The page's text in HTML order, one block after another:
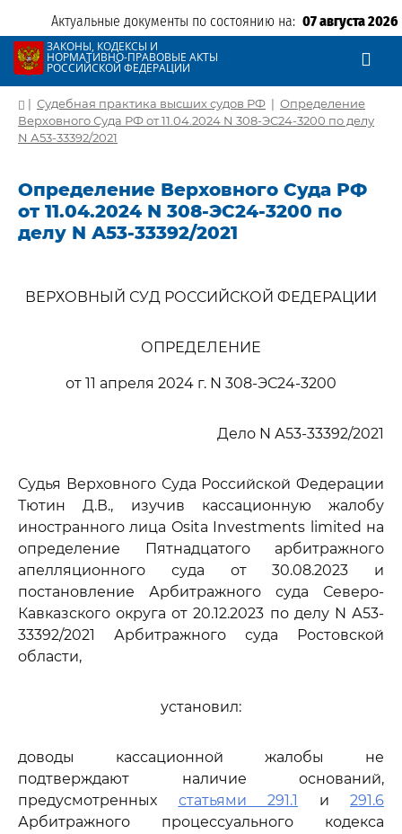
Актуальные документы по состоянию на: 07 августа 2026
ЗАКОНЫ, КОДЕКСЫ И
НОРМАТИВНО-ПРАВОВЫЕ АКТЫ
РОССИЙСКОЙ ФЕДЕРАЦИИ
| Судебная практика высших судов РФ | Определение
Верховного Суда РФ от 11.04.2024 N 308-ЭС24-3200 по делу
N А53-33392/2021
Определение Верховного Суда РФ
от 11.04.2024 N 308-ЭС24-3200 по
делу N А53-33392/2021
ВЕРХОВНЫЙ СУД РОССИЙСКОЙ ФЕДЕРАЦИИ
ОПРЕДЕЛЕНИЕ
от 11 апреля 2024 г. N 308-ЭС24-3200
Дело N А53-33392/2021
Судья Верховного Суда Российской Федерации
Тютин Д.В., изучив кассационную жалобу
иностранного лица Osita Investments limited на
определение Пятнадцатого арбитражного
апелляционного суда от 30.08.2023 и
постановление Арбитражного суда Северо-
Кавказского округа от 20.12.2023 по делу N А53-
33392/2021 Арбитражного суда Ростовской
области,
установил:
доводы кассационной жалобы не
подтверждают наличие оснований,
предусмотренных статьями 291.1 и 291.6
Арбитражного процессуального кодекса